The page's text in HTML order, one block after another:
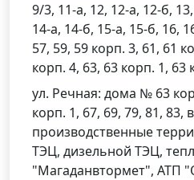
9/3, 11-а, 12, 12-а, 12-б,
14-а, 14-б, 15-а, 15-б, 16,
57, 59, 59 корп. 3, 61, 61
корп. 4, 63, 63 корп. 1, 63
ул. Речная: дома № 63
корп. 1, 67, 69, 79, 81, 83,
производственные
ТЭЦ, дизельной ТЭЦ,
"Магаданвтормет", АТП